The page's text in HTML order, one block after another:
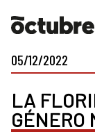
05/12/2022
LA
GÉNERO